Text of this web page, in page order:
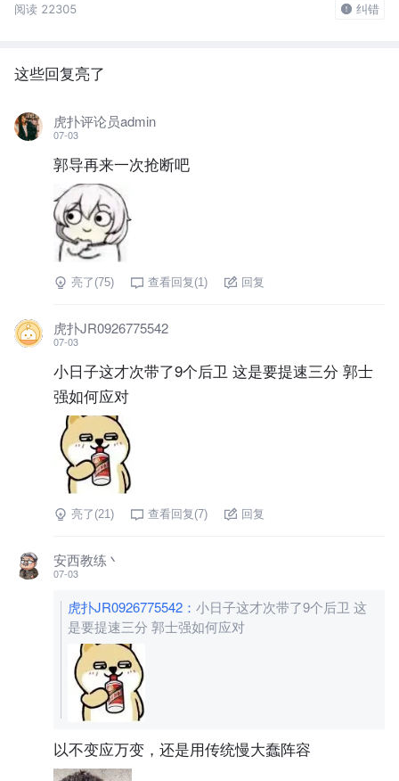
阅读 22305 纠错
这些回复亮了
虎扑评论员admin
07-03
郭导再来一次抢断吧
亮了(75) 查看回复(1) 回复
虎扑JR0926775542
07-03
小日子这才次带了9个后卫 这是要提速三分 郭士
强如何应对
亮了(21) 查看回复(7) 回复
安西教练丶
07-03
虎扑JR0926775542 ： 小日子这才次带了9个后卫 这
是要提速三分 郭士强如何应对
以不变应万变，还是用传统慢大蠢阵容